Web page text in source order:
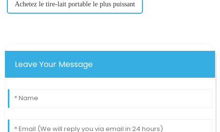
Achetez le tire-lait portable le plus puissant
Leave Your Message